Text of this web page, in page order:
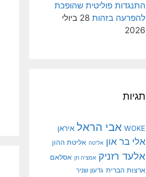
התנגדות פוליטית שהופכת
להפרעה בזהות
28 ביולי
2026
תגיות
WOKE אבי הראל איראן
אלי בר און אליטה אליטת ההון
אלעד רזניק אמציה חן אסלאם
ארצות הברית גדעון שניר